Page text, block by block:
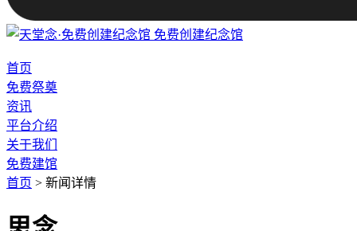
免费创建纪念馆
首页
免费祭奠
资讯
平台介绍
关于我们
免费建馆
首页 > 新闻详情